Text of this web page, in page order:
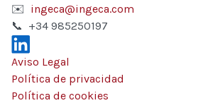
✉️ ingeca@ingeca.com
📞 +34 985250197
Aviso Legal
Política de privacidad
Política de cookies